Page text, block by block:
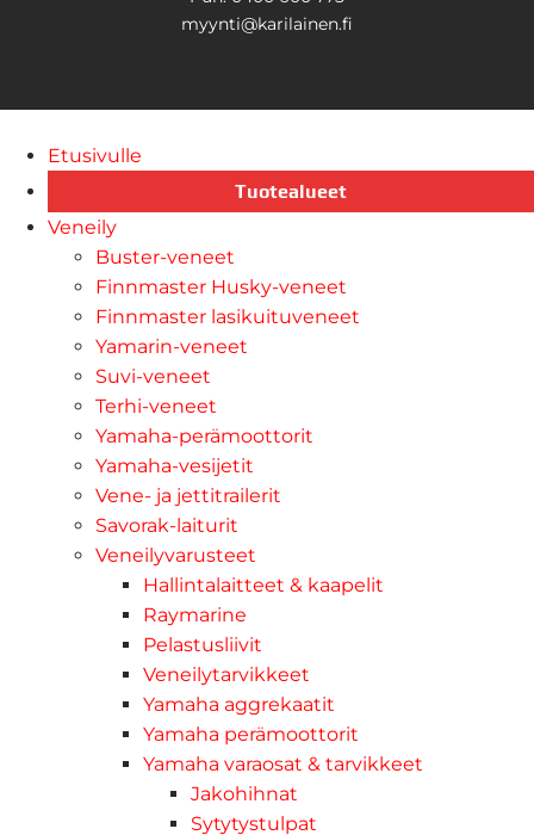
myynti@karilainen.fi
Etusivulle
Tuotealueet
Veneily
Buster-veneet
Finnmaster Husky-veneet
Finnmaster lasikuituveneet
Yamarin-veneet
Suvi-veneet
Terhi-veneet
Yamaha-perämoottorit
Yamaha-vesijetit
Vene- ja jettitrailerit
Savorak-laiturit
Veneilyvarusteet
Hallintalaitteet & kaapelit
Raymarine
Pelastusliivit
Veneilytarvikkeet
Yamaha aggrekaatit
Yamaha perämoottorit
Yamaha varaosat & tarvikkeet
Jakohihnat
Sytytystulpat